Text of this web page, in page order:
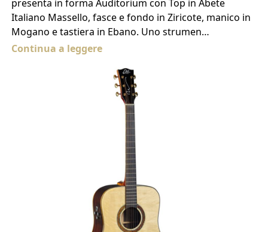
presenta in forma Auditorium con Top in Abete
Italiano Massello, fasce e fondo in Ziricote, manico in
Mogano e tastiera in Ebano. Uno strumen…
Continua a leggere